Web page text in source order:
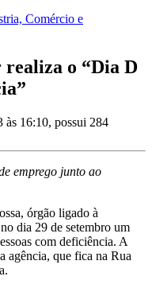
Comércio e
o “Dia D
às 16:10, possui 284
emprego junto ao
órgão ligado à
dia 29 de setembro um
com deficiência. A
agência, que fica na Rua